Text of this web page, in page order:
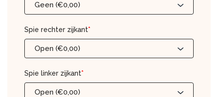
Geen (€0,00)
Spie rechter zijkant*
Open (€0,00)
Spie linker zijkant*
Open (€0,00)